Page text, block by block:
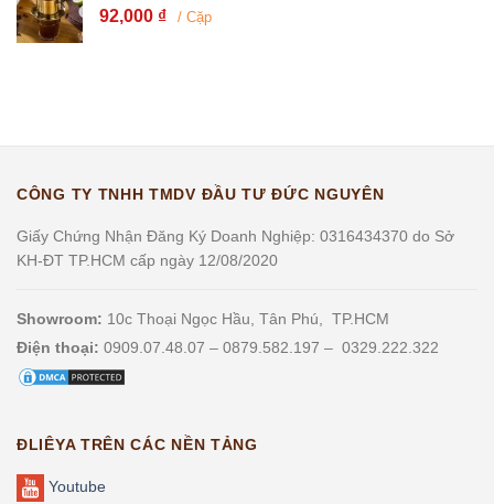
92,000 ₫ / Cặp
CÔNG TY TNHH TMDV ĐẦU TƯ ĐỨC NGUYÊN
Giấy Chứng Nhận Đăng Ký Doanh Nghiệp: 0316434370 do Sở
KH-ĐT TP.HCM cấp ngày 12/08/2020
Showroom: 10c Thoại Ngọc Hầu, Tân Phú, TP.HCM
Điện thoại: 0909.07.48.07 – 0879.582.197 – 0329.222.322
ĐLIÊYA TRÊN CÁC NỀN TẢNG
Youtube